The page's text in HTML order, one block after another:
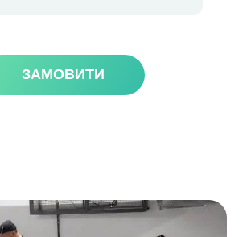
ЗАМОВИТИ